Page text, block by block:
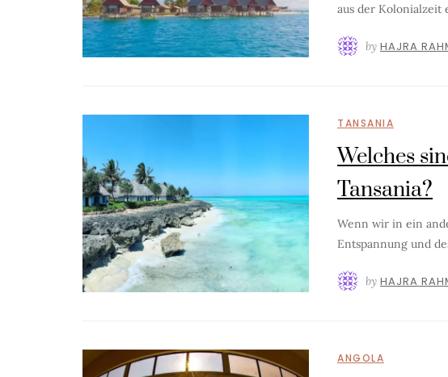
aus der Kolonialzeit
by HAJRA
TANSANIA
Welches
Tansania?
Wenn wir in ein
Entspannung und
by HAJRA
ANGOLA